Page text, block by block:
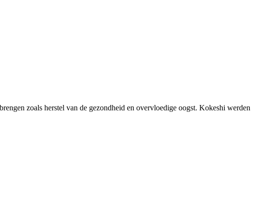
zoals herstel van de gezondheid en overvloedige oogst. Kokeshi werden